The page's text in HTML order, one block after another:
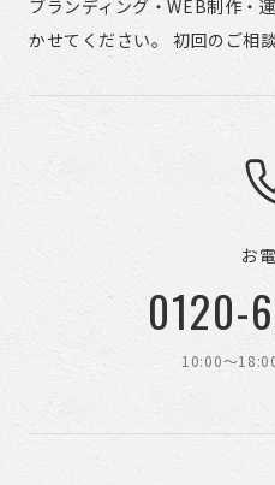
ブランディング・WEB制作・
かせてください。 初回のご相
お
0120-
10:00〜